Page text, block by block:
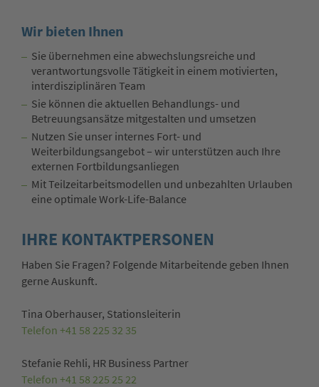
Wir bieten Ihnen
Sie übernehmen eine abwechslungsreiche und
verantwortungsvolle Tätigkeit in einem motivierten,
interdisziplinären Team
Sie können die aktuellen Behandlungs- und
Betreuungsansätze mitgestalten und umsetzen
Nutzen Sie unser internes Fort- und
Weiterbildungsangebot – wir unterstützen auch Ihre
externen Fortbildungsanliegen
Mit Teilzeitarbeitsmodellen und unbezahlten Urlauben
eine optimale Work-Life-Balance
IHRE KONTAKTPERSONEN
Haben Sie Fragen? Folgende Mitarbeitende geben Ihnen
gerne Auskunft.
Tina Oberhauser, Stationsleiterin
Telefon +41 58 225 32 35
Stefanie Rehli, HR Business Partner
Telefon +41 58 225 25 22